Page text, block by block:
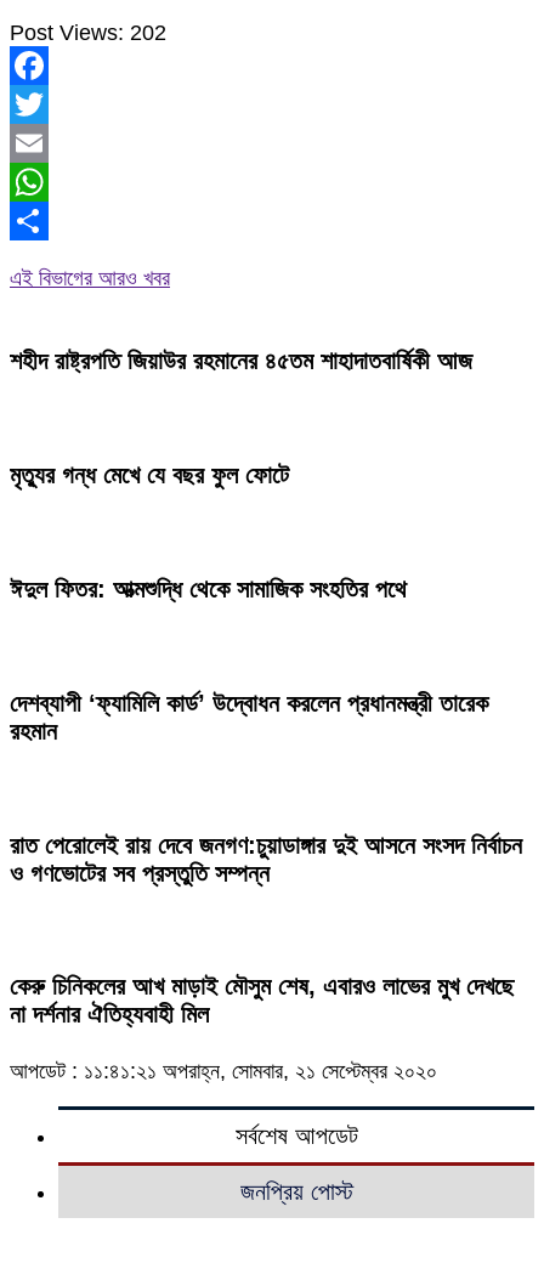
Post Views: 202
Facebook
Twitter
Email
WhatsApp
এই বিভাগের আরও খবর
শহীদ রাষ্ট্রপতি জিয়াউর রহমানের ৪৫তম শাহাদাতবার্ষিকী আজ
মৃত্যুর গন্ধ মেখে যে বছর ফুল ফোটে
ঈদুল ফিতর: আত্মশুদ্ধি থেকে সামাজিক সংহতির পথে
দেশব্যাপী ‘ফ্যামিলি কার্ড’ উদ্বোধন করলেন প্রধানমন্ত্রী তারেক
রহমান
রাত পেরোলেই রায় দেবে জনগণ:চুয়াডাঙ্গার দুই আসনে সংসদ নির্বাচন
ও গণভোটের সব প্রস্তুতি সম্পন্ন
কেরু চিনিকলের আখ মাড়াই মৌসুম শেষ, এবারও লাভের মুখ দেখছে
না দর্শনার ঐতিহ্যবাহী মিল
আপডেট : ১১:৪১:২১ অপরাহ্ন, সোমবার, ২১ সেপ্টেম্বর ২০২০
সর্বশেষ আপডেট
জনপ্রিয় পোস্ট